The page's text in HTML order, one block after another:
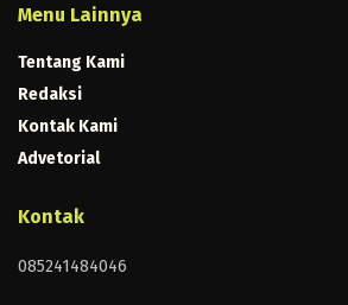
Menu Lainnya
Tentang Kami
Redaksi
Kontak Kami
Advetorial
Kontak
085241484046